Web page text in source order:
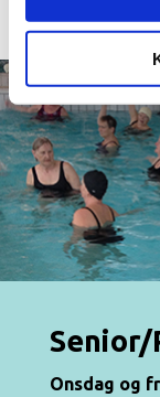
Senior/
Onsdag og